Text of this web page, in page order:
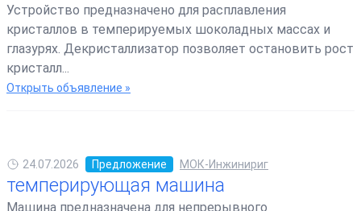
Устройство предназначено для расплавления
кристаллов в темперируемых шоколадных массах и
глазурях. Декристаллизатор позволяет остановить рост
кристалл...
Открыть объявление »
24.07.2026 Предложение МОК-Инжинириг
темперирующая машина
Машина предназначена для непрерывного